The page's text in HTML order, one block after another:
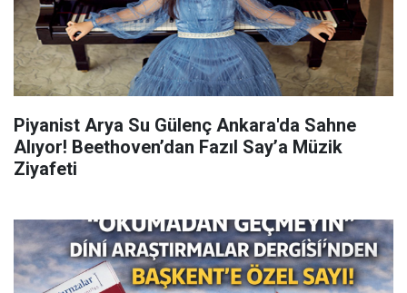
Piyanist Arya Su Gülenç Ankara'da Sahne
Alıyor! Beethoven’dan Fazıl Say’a Müzik
Ziyafeti